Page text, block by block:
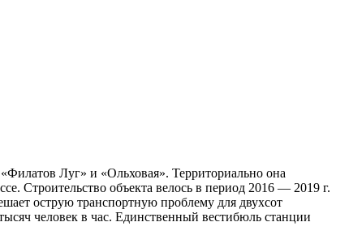
Луг» и «Ольховая». Территориально она
Строительство объекта велось в период 2016 — 2019 г.
острую транспортную проблему для двухсот
человек в час. Единственный вестибюль станции